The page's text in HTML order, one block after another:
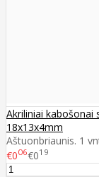
Akriliniai kabošonai
18x13x4mm
Aštuonbriaunis. 1
€006€019